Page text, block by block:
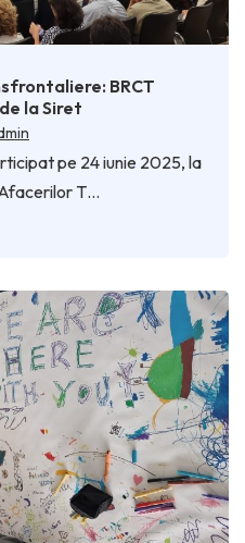
BRCT
la Siret
pe 24 iunie 2025, la
T…